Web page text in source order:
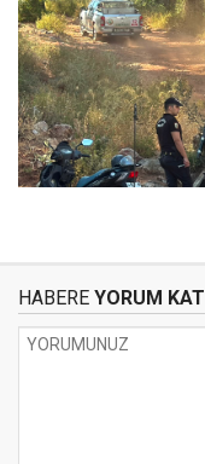
HABERE YORUM KAT